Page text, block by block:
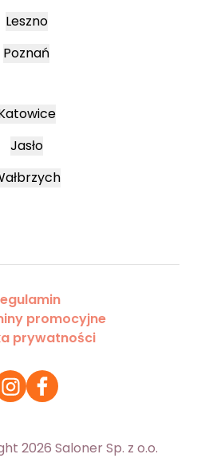
Leszno
Poznań
Jasło
promocyjne
prywatności
2026 Saloner Sp. z o.o.